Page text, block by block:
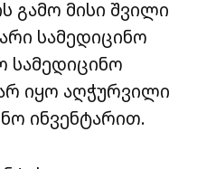
გამო მისი შვილი
სამედიცინო
სამედიცინო
იყო აღჭურვილი
ინვენტარით.